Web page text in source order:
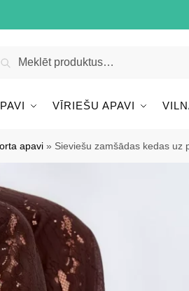
Meklēt
VĪRIEŠU APAVI
apavi » Sieviešu zamšādas kedas uz